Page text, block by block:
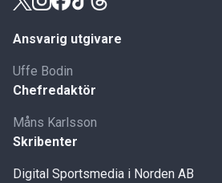
Ansvarig utgivare
Uffe Bodin
Chefredaktör
Måns Karlsson
Skribenter
Digital Sportsmedia i Norden AB